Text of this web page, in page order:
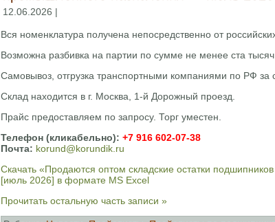
12.06.2026 |
Вся номенклатура получена непосредственно от
Возможна разбивка на партии по сумме не менее ста
Самовывоз, отгрузка транспортными компаниями по РФ за
Склад находится в г. Москва, 1-й Дорожный проезд.
Прайс предоставляем по запросу. Торг уместен.
Телефон (кликабельно): +7 916 602-07-38
Почта: korund@korundik.ru
Скачать «Продаются оптом складские остатки
[июль 2026] в формате MS Excel
Прочитать остальную часть записи »